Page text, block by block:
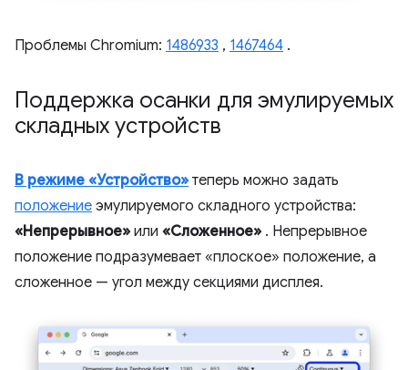
Проблемы Chromium: 1486933 , 1467464 .
Поддержка осанки для эмулируемых
складных устройств
В режиме «Устройство» теперь можно задать
положение эмулируемого складного устройства:
«Непрерывное» или «Сложенное» . Непрерывное
положение подразумевает «плоское» положение, а
сложенное — угол между секциями дисплея.